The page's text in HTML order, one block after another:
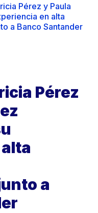
Pérez y Paula
en alta
a Banco Santander
Pérez
a